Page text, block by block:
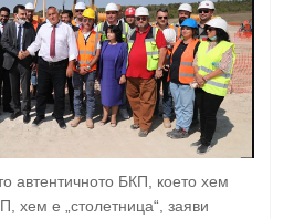
автентичното БКП, което хем
е „столетница“, заяви